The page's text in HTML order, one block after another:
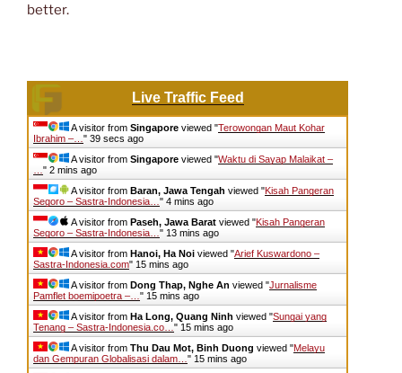
better.
Live Traffic Feed
A visitor from Singapore viewed "Terowongan Maut Kohar
Ibrahim –… " 39 secs ago
A visitor from Singapore viewed "Waktu di Sayap Malaikat –
" 2 mins ago
A visitor from Baran, Jawa Tengah viewed "Kisah Pangeran
Segoro – Sastra-Indonesia… " 4 mins ago
A visitor from Paseh, Jawa Barat viewed "Kisah Pangeran
Segoro – Sastra-Indonesia… " 13 mins ago
A visitor from Hanoi, Ha Noi viewed "Arief Kuswardono –
Sastra-Indonesia.com" 15 mins ago
A visitor from Dong Thap, Nghe An viewed "Jurnalisme
Pamflet boemipoetra –… " 15 mins ago
A visitor from Ha Long, Quang Ninh viewed "Sungai yang
Tenang – Sastra-Indonesia.co… " 15 mins ago
A visitor from Thu Dau Mot, Binh Duong viewed "Melayu
dan Gempuran Globalisasi dalam… " 15 mins ago